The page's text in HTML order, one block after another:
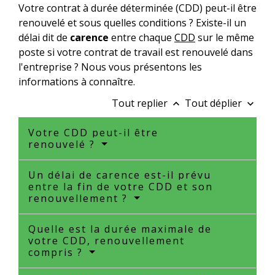
Votre contrat à durée déterminée (CDD) peut-il être
renouvelé et sous quelles conditions ? Existe-il un
délai dit de carence entre chaque CDD sur le même
poste si votre contrat de travail est renouvelé dans
l'entreprise ? Nous vous présentons les
informations à connaître.
Tout replier keyboard_arrow_up Tout déplier keyboard_arrow_down
Votre CDD peut-il être
renouvelé ?
Un délai de carence est-il prévu
entre la fin de votre CDD et son
renouvellement ?
Quelle est la durée maximale de
votre CDD, renouvellement
compris ?